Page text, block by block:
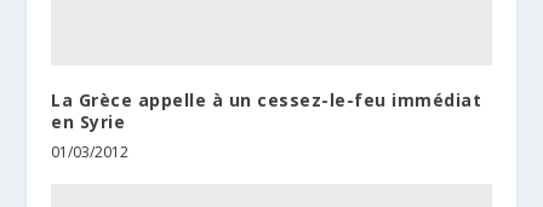
La Grèce appelle à un cessez-le-feu immédiat
en Syrie
01/03/2012